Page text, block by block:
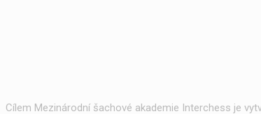
Cílem Mezinárodní šachové akademie Interchess je